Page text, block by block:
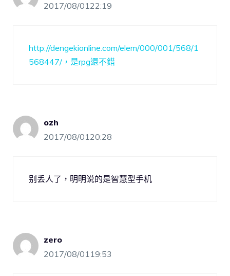
2017/08/0122:19
http://dengekionline.com/elem/000/001/568/1
568447/，是rpg還不錯
ozh
2017/08/0120:28
别丢人了，明明说的是智慧型手机
zero
2017/08/0119:53